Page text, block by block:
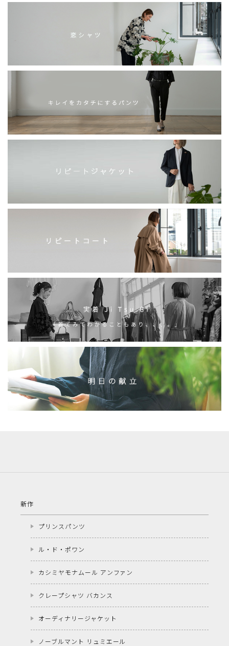
新作
プリンスパンツ
ル・ド・ポワン
カシミヤモナムール アンファン
クレープシャツ バカンス
オーディナリージャケット
ノーブルマント リュミエール